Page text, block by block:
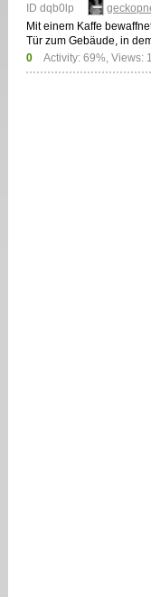
ID dqb0lp
Mit einem Kaffe
Tür zum Gebäude, in
0
Activity: 69%, Views: